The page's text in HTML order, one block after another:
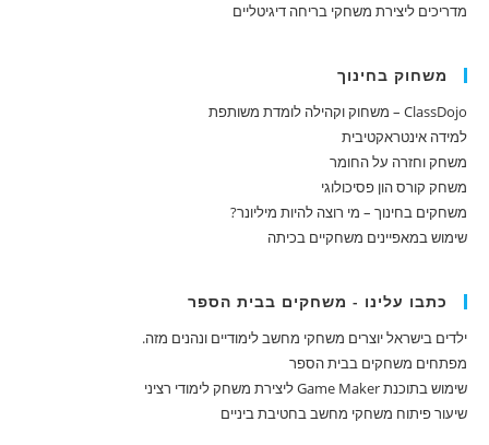
מדריכים ליצירת משחקי בריחה דיגיטליים
משחוק בחינוך
ClassDojo – משחוק וקהילה לומדת משותפת
למידה אינטראקטיבית
משחק וחזרה על החומר
משחק קורס הון פסיכולוגי
משחקים בחינוך – מי רוצה להיות מיליונר?
שימוש במאפיינים משחקיים בכיתה
כתבו עלינו - משחקים בבית הספר
ילדים בישראל יוצרים משחקי מחשב לימודיים ונהנים מזה.
מפתחים משחקים בבית הספר
שימוש בתוכנת Game Maker ליצירת משחק לימודי רציני
שיעור פיתוח משחקי מחשב בחטיבת ביניים